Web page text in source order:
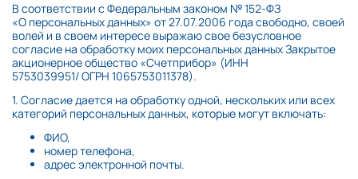
В соответствии с Федеральным законом №152-ФЗ
«О персональных данных» от 27.07.2006 года свободно, своей
волей и в своем интересе выражаю свое безусловное
согласие на обработку моих персональных данных Закрытое
акционерное общество «Счетприбор» (ИНН
5753039951/ ОГРН 1065753011378).
1. Согласие дается на обработку одной, нескольких или всех
категорий персональных данных, которые могут включать:
ФИО,
номер телефона,
адрес электронной почты.